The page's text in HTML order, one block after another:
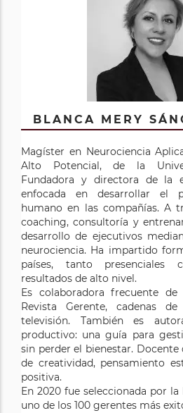
BLANCA MERY
Magíster en Neurociencia
Alto Potencial, de la
Fundadora y directora de la
enfocada en desarrollar el
humano en las compañías. A
coaching, consultoría y
desarrollo de ejecutivos
neurociencia. Ha impartido
países, tanto presenciales
resultados de alto nivel.
Es colaboradora frecuente
Revista Gerente, cadenas
televisión. También es
productivo: una guía para
sin perder el bienestar.
de creatividad, pensamiento
positiva.
En 2020 fue seleccionada por
uno de los 100 gerentes más